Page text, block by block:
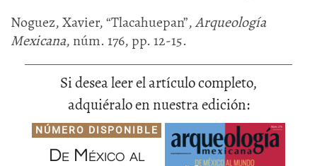
Noguez, Xavier, “Tlacahuepan”,Arqueología
Mexicana, núm. 176, pp. 12-15.
Si desea leer el artículo completo,
adquiéralo en nuestra edición:
NÚMERO DISPONIBLE
De México al